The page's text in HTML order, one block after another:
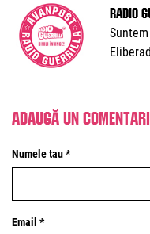
Radio
Adaugă un
Numele tau *
Email *